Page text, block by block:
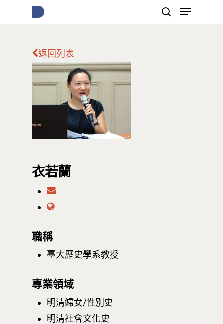
按下Enter開始搜尋，或Esc關閉跳窗
返回列表
衣若蘭
職稱
臺大歷史學系教授
專業領域
明清婦女/性別史
明清社會文化史